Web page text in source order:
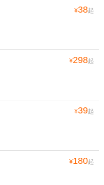
¥38起
¥298起
¥39起
¥180起